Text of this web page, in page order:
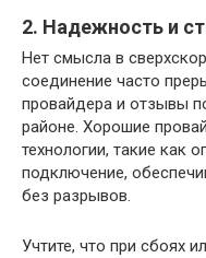
2. Надежность и
Нет смысла в
соединение часто
провайдера и отзывы
районе. Хорошие
технологии, такие как
подключение,
без разрывов.
Учтите, что при сбоях